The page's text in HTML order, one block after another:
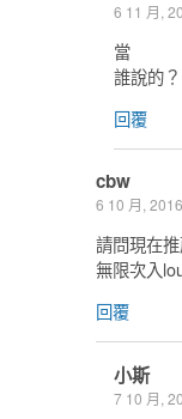
6 11 月,
當
誰說的？
回覆
cbw
6 10 月, 2016
請問現在
無限次入
回覆
小斯
7 10 月,